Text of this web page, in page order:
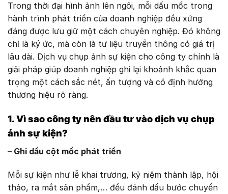
Trong thời đại hình ảnh lên ngôi, mỗi dấu mốc trong
hành trình phát triển của doanh nghiệp đều xứng
đáng được lưu giữ một cách chuyên nghiệp. Đó không
chỉ là ký ức, mà còn là tư liệu truyền thông có giá trị
lâu dài. Dịch vụ chụp ảnh sự kiện cho công ty chính là
giải pháp giúp doanh nghiệp ghi lại khoảnh khắc quan
trọng một cách sắc nét, ấn tượng và có định hướng
thương hiệu rõ ràng.
1. Vì sao công ty nên đầu tư vào dịch vụ chụp
ảnh sự kiện?
– Ghi dấu cột mốc phát triển
Mỗi sự kiện như lễ khai trương, kỷ niệm thành lập, hội
thảo, ra mắt sản phẩm,… đều đánh dấu bước chuyển